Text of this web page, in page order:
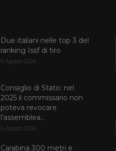
Due italiani nelle top 3 del
ranking Issf di tiro
6 Agosto 2026
Consiglio di Stato: nel
2025 il commissario non
poteva revocare
l’assemblea...
5 Agosto 2026
Carabina 300 metri e